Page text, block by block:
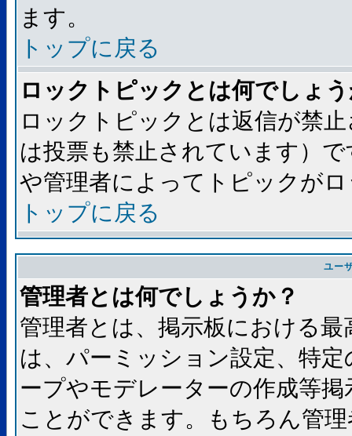
ます。
トップに戻る
ロックトピックとは何でしょ
ロックトピックとは返信が禁
は投票も禁止されています）
や管理者によってトピックが
トップに戻る
ユー
管理者とは何でしょうか？
管理者とは、掲示板における
は、パーミッション設定、特
ープやモデレーターの作成等
ことができます。もちろん管